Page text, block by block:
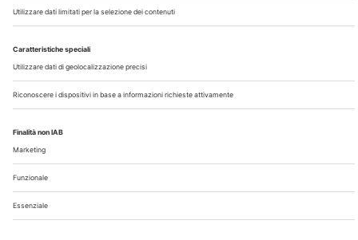
©2026 Edra S.p.a | www.edraspa.it | P.iva 08056040960
| Tel. 02/881841 | Sede legale: Viale Enrico Forlanini 21 -
20134 Milano (Italy)
Registrazione Tribunale di Milano n° 5578/2022 del
5/05/2022